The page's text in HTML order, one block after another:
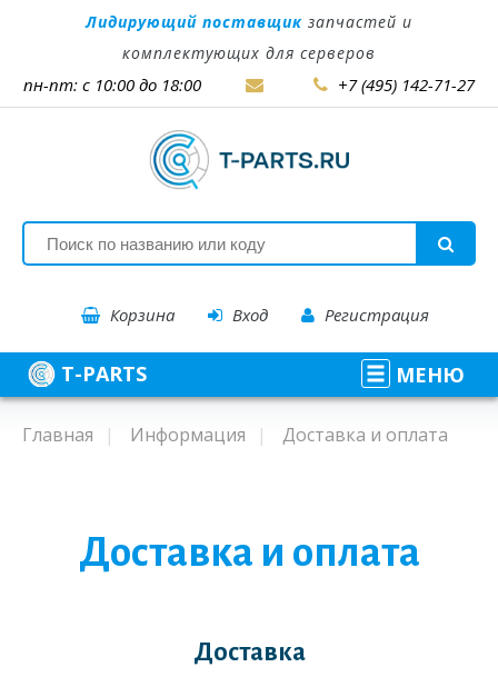
Лидирующий поставщик запчастей и
комплектующих для серверов
пн-пт: с 10:00 до 18:00 +7 (495) 142-71-27
Корзина Вход Регистрация
T-PARTS МЕНЮ
Главная Информация Доставка и оплата
Доставка и оплата
Доставка